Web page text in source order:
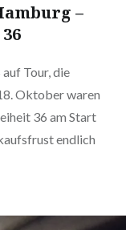
–
Tour, die
Oktober waren
36 am Start
endlich